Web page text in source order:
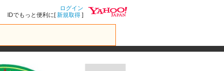
ログイン
IDでもっと便利に[新規取得 ]